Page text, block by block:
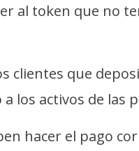
al token que no
clientes que
los activos de las
hacer el pago